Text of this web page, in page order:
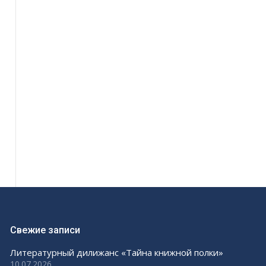
Свежие записи
Литературный дилижанс «Тайна книжной полки»